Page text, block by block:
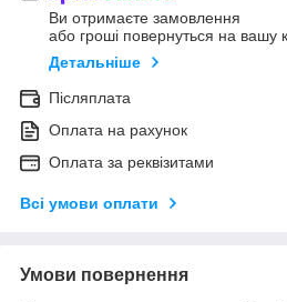
Ви отримаєте замовлення
або гроші повернуться на вашу
Детальніше
Післяплата
Оплата на рахунок
Оплата за реквізитами
Всі умови оплати
Умови повернення